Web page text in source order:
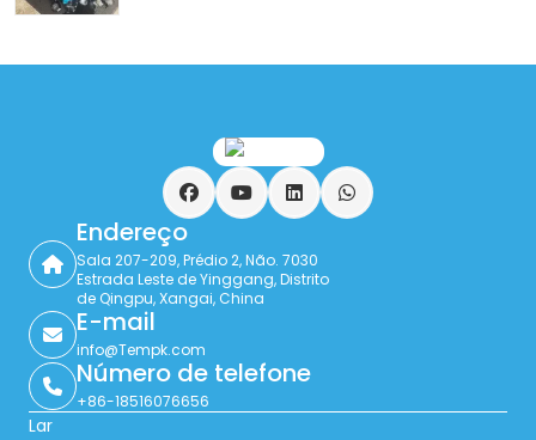
FacebookYouTubeLinkedInWhatsApp
Endereço
Sala 207-209, Prédio 2, Não. 7030
Estrada Leste de Yinggang, Distrito
de Qingpu, Xangai, China
E-mail
info@Tempk.com
Número de telefone
+86-18516076656
Lar